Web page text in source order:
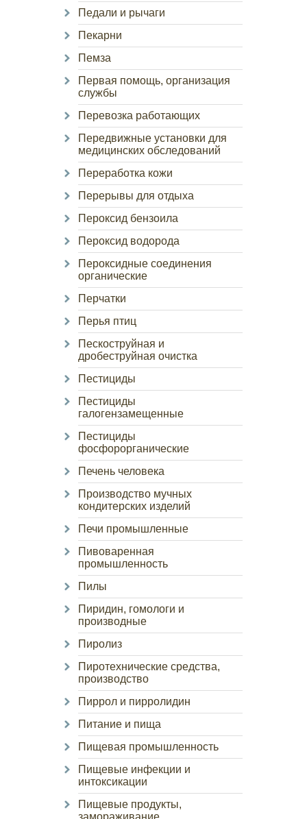
Педали и рычаги
Пекарни
Пемза
Первая помощь, организация
службы
Перевозка работающих
Передвижные установки для
медицинских обследований
Переработка кожи
Перерывы для отдыха
Пероксид бензоила
Пероксид водорода
Пероксидные соединения
органические
Перчатки
Перья птиц
Пескоструйная и
дробеструйная очистка
Пестициды
Пестициды
галогензамещенные
Пестициды
фосфорорганические
Печень человека
Производство мучных
кондитерских изделий
Печи промышленные
Пивоваренная
промышленность
Пилы
Пиридин, гомологи и
производные
Пиролиз
Пиротехнические средства,
производство
Пиррол и пирролидин
Питание и пища
Пищевая промышленность
Пищевые инфекции и
интоксикации
Пищевые продукты,
замораживание